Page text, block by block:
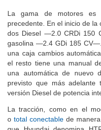
La gama de motores es
precedente. En el inicio de la
dos Diesel —2.0 CRDi 150
gasolina —2.4 GDi 185
una caja cambios
el resto tiene una manual
una automática de nuevo
previsto que más adelante
La tracción, como en el
ototal conectablede manera